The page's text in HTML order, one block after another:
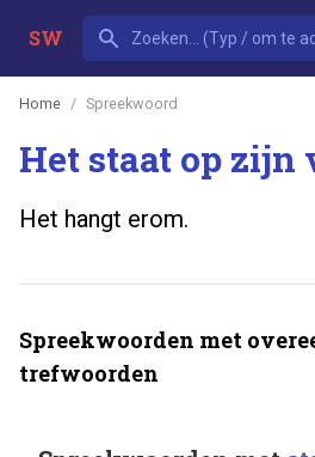
SW
Home Spreekwoord
Het staat op zijn
Het hangt erom.
Spreekwoorden met
trefwoorden